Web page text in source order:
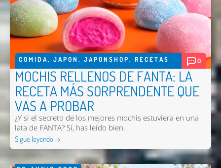
COMIDA, JAPON , JAPONSHOP, RECETAS 0
MOCHIS RELLENOS DE FANTA: LA
RECETA MÁS SORPRENDENTE QUE
VAS A PROBAR
¿Y si el secreto de los mejores mochis estuviera en una
lata de FANTA? Sí, has leído bien.
Sigue leyendo →